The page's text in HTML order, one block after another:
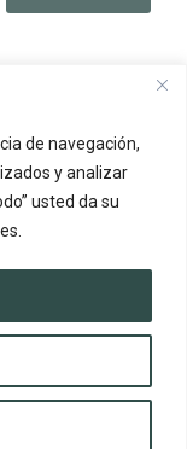
de navegación,
y analizar
usted da su